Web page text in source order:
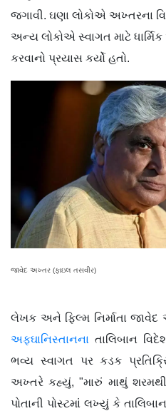
જગાવી. ઘણા લોકોએ અખ્તરના
અન્ય લોકોએ સ્વાગત માટે
કરવાનો પ્રયાસ કર્યો હતો.
જાવેદ અખ્તર (ફાઇલ તસવીર)
લેખક અને ફિલ્મ નિર્માતા જાવેદ
અફઘાનિસ્તાનનાતાલિબાન
ભવ્ય સ્વાગત પર કડક
અખ્તરે કહ્યું, "મારું માથું
પોતાની પોસ્ટમાં લખ્યું કે